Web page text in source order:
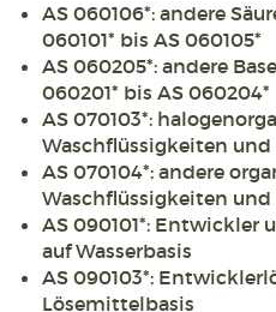
AS 060106*: andere
060101* bis AS 060105*
AS 060205*: andere
060201* bis AS 060204*
AS 070103*:
Waschflüssigkeiten
AS 070104*: andere
Waschflüssigkeiten
AS 090101*: Entwickler
auf Wasserbasis
AS 090103*:
Lösemittelbasis